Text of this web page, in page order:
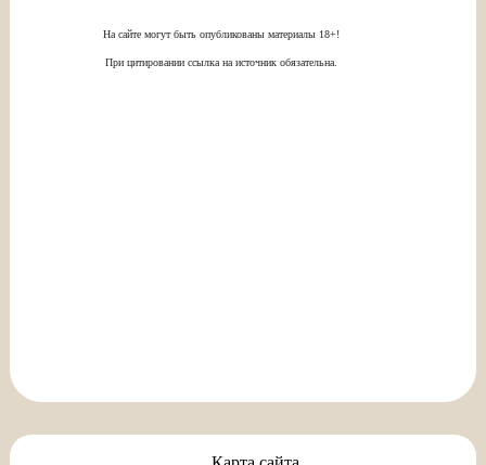
На сайте могут быть опубликованы материалы 18+!
При цитировании ссылка на источник обязательна.